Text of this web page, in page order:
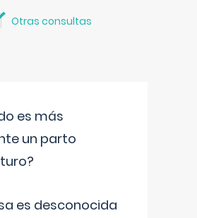
Otras consultas
es más
un parto
es desconocida